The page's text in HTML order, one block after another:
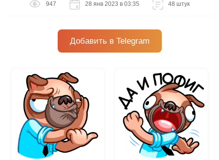
947 28 янв 2023 в 03:35 48 штук
Добавить в Telegram